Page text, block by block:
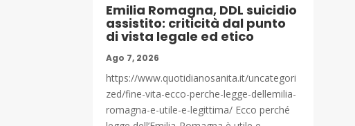
Emilia Romagna, DDL suicidio
assistito: criticità dal punto
di vista legale ed etico
Ago 7, 2026
https://www.quotidianosanita.it/uncategori
zed/fine-vita-ecco-perche-legge-dellemilia-
romagna-e-utile-e-legittima/ Ecco perché